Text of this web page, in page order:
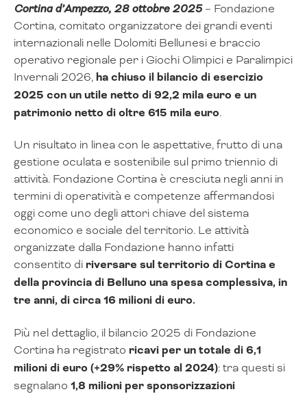
Cortina d’Ampezzo, 28 ottobre 2025 – Fondazione
Cortina, comitato organizzatore dei grandi eventi
internazionali nelle Dolomiti Bellunesi e braccio
operativo regionale per i Giochi Olimpici e Paralimpici
Invernali 2026,ha chiuso il bilancio di esercizio
2025 con un utile netto di 92,2 mila euro e un
patrimonio netto di oltre 615 mila euro.
Un risultato in linea con le aspettative, frutto di una
gestione oculata e sostenibile sul primo triennio di
attività. Fondazione Cortina è cresciuta negli anni in
termini di operatività e competenze affermandosi
oggi come uno degli attori chiave del sistema
economico e sociale del territorio. Le attività
organizzate dalla Fondazione hanno infatti
consentito diriversare sul territorio di Cortina e
della provincia di Belluno una spesa complessiva, in
tre anni, di circa 16 milioni di euro.
Più nel dettaglio, il bilancio 2025 di Fondazione
Cortina ha registrato ricavi per un totale di6,1
milioni di euro (+29% rispetto al 2024): tra questi si
segnalano 1,8 milioni per sponsorizzazioni